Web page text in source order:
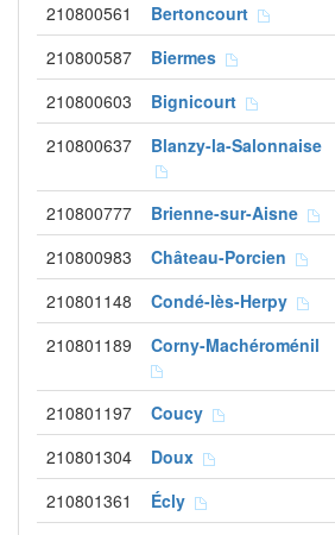
210800561 Bertoncourt
210800587 Biermes
210800603 Bignicourt
210800637 Blanzy-la-Salonnaise
210800777 Brienne-sur-Aisne
210800983 Château-Porcien
210801148 Condé-lès-Herpy
210801189 Corny-Machéroménil
210801197 Coucy
210801304 Doux
210801361 Écly